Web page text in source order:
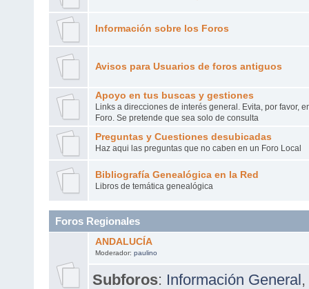
Información sobre los Foros
Avisos para Usuarios de foros antiguos
Apoyo en tus buscas y gestiones
Links a direcciones de interés general. Evita, por favor,
Foro. Se pretende que sea solo de consulta
Preguntas y Cuestiones desubicadas
Haz aqui las preguntas que no caben en un Foro Local
Bibliografía Genealógica en la Red
Libros de temática genealógica
Foros Regionales
ANDALUCÍA
Moderador: paulino
Subforos: Información General,